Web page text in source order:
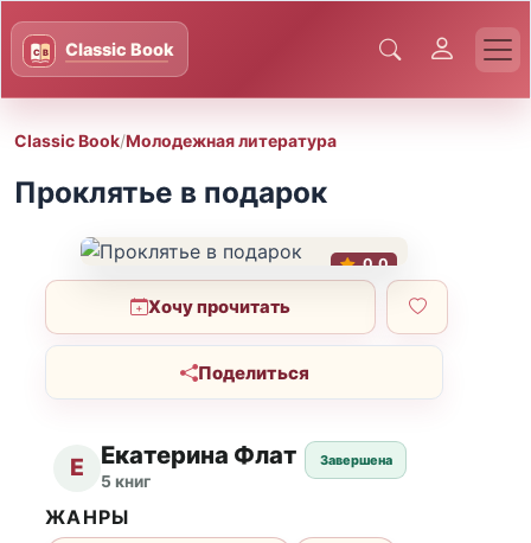
Classic Book/Молодежная литература
Проклятье в подарок
0.0
Хочу прочитать
Поделиться
Е Екатерина Флат
5 книг
Завершена
ЖАНРЫ